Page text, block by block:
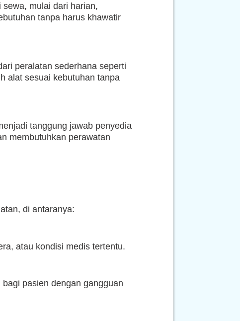
mulai dari harian,
tanpa harus khawatir
peralatan sederhana seperti
alat sesuai kebutuhan tanpa
tanggung jawab penyedia
membutuhkan perawatan
di antaranya:
atau kondisi medis tertentu.
pasien dengan gangguan